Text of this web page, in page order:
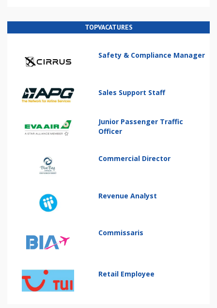
TOPVACATURES
Safety & Compliance Manager
Sales Support Staff
Junior Passenger Traffic
Officer
Commercial Director
Revenue Analyst
Commissaris
Retail Employee